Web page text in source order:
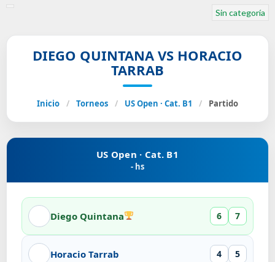
Sin categoría
DIEGO QUINTANA VS HORACIO
TARRAB
Inicio / Torneos / US Open · Cat. B1 / Partido
US Open · Cat. B1
- hs
Diego Quintana 6 7
Horacio Tarrab 4 5